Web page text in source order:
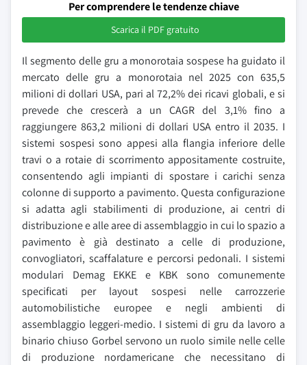
Per comprendere le tendenze chiave
Scarica il PDF gratuito
Il segmento delle gru a monorotaia sospese ha guidato il
mercato delle gru a monorotaia nel 2025 con 635,5
milioni di dollari USA, pari al 72,2% dei ricavi globali, e si
prevede che crescerà a un CAGR del 3,1% fino a
raggiungere 863,2 milioni di dollari USA entro il 2035. I
sistemi sospesi sono appesi alla flangia inferiore delle
travi o a rotaie di scorrimento appositamente costruite,
consentendo agli impianti di spostare i carichi senza
colonne di supporto a pavimento. Questa configurazione
si adatta agli stabilimenti di produzione, ai centri di
distribuzione e alle aree di assemblaggio in cui lo spazio a
pavimento è già destinato a celle di produzione,
convogliatori, scaffalature e percorsi pedonali. I sistemi
modulari Demag EKKE e KBK sono comunemente
specificati per layout sospesi nelle carrozzerie
automobilistiche europee e negli ambienti di
assemblaggio leggeri-medio. I sistemi di gru da lavoro a
binario chiuso Gorbel servono un ruolo simile nelle celle
di produzione nordamericane che necessitano di